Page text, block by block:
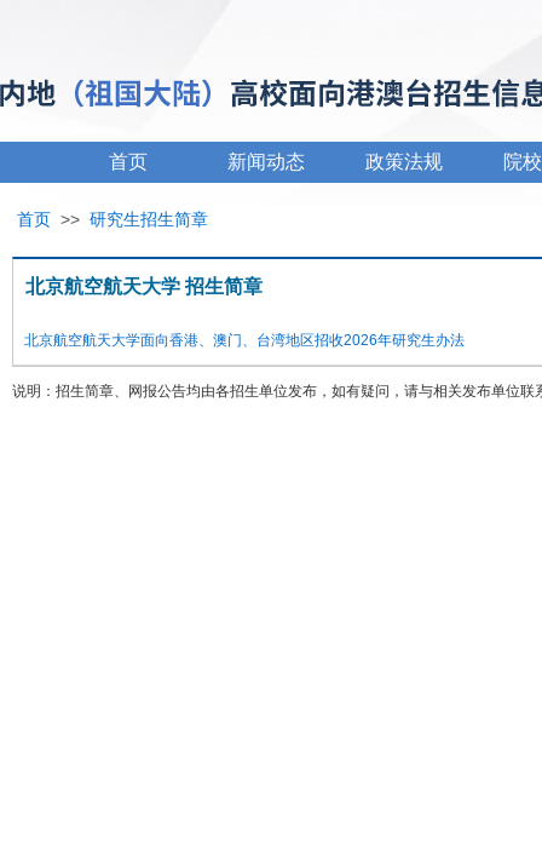
首页 新闻动态 政策法规 院
首页 >> 研究生招生简章
北京航空航天大学 招生简章
北京航空航天大学面向香港、澳门、台湾地区招收2026年研究生办法
说明：招生简章、网报公告均由各招生单位发布，如有疑问，请与相关发布单位